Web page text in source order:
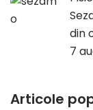
din
7
Articole